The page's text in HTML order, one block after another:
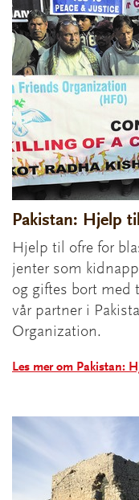
Pakistan: Hjelp
Hjelp til ofre for
jenter som
og giftes bort med
vår partner i
Organization.
Les mer om Pakistan: